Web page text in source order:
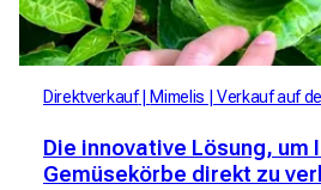
Direktverkauf Mimelis Verkauf auf
Die innovative Lösung, um
Gemüsekörbe direkt zu